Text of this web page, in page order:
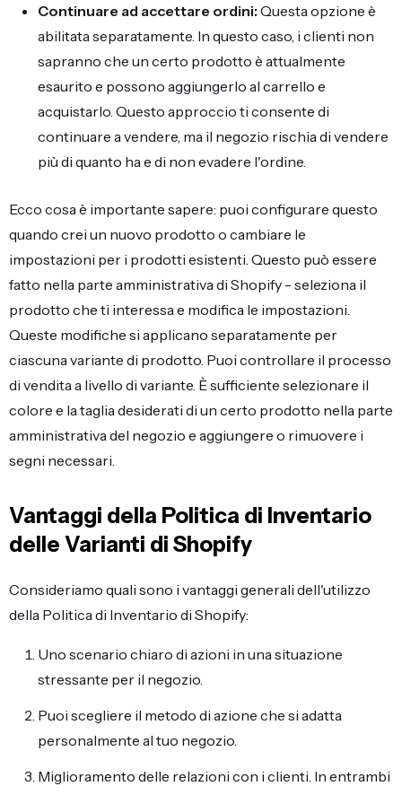
Continuare ad accettare ordini: Questa opzione è
abilitata separatamente. In questo caso, i clienti non
sapranno che un certo prodotto è attualmente
esaurito e possono aggiungerlo al carrello e
acquistarlo. Questo approccio ti consente di
continuare a vendere, ma il negozio rischia di vendere
più di quanto ha e di non evadere l'ordine.
Ecco cosa è importante sapere: puoi configurare questo
quando crei un nuovo prodotto o cambiare le
impostazioni per i prodotti esistenti. Questo può essere
fatto nella parte amministrativa di Shopify - seleziona il
prodotto che ti interessa e modifica le impostazioni.
Queste modifiche si applicano separatamente per
ciascuna variante di prodotto. Puoi controllare il processo
di vendita a livello di variante. È sufficiente selezionare il
colore e la taglia desiderati di un certo prodotto nella parte
amministrativa del negozio e aggiungere o rimuovere i
segni necessari.
Vantaggi della Politica di Inventario
delle Varianti di Shopify
Consideriamo quali sono i vantaggi generali dell'utilizzo
della Politica di Inventario di Shopify:
Uno scenario chiaro di azioni in una situazione
stressante per il negozio.
Puoi scegliere il metodo di azione che si adatta
personalmente al tuo negozio.
Miglioramento delle relazioni con i clienti. In entrambi